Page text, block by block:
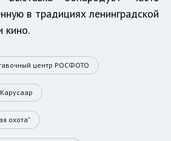
в традициях ленинградской
кино.
центр РОСФОТО
охота"